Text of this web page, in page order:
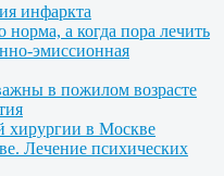
инфаркта
норма, а когда пора лечить
эмиссионная
в пожилом возрасте
хирургии в Москве
Лечение психических